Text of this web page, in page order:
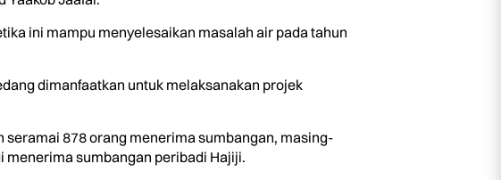
ini mampu menyelesaikan masalah air pada tahun
dimanfaatkan untuk melaksanakan projek
878 orang menerima sumbangan, masing-
menerima sumbangan peribadi Hajiji.